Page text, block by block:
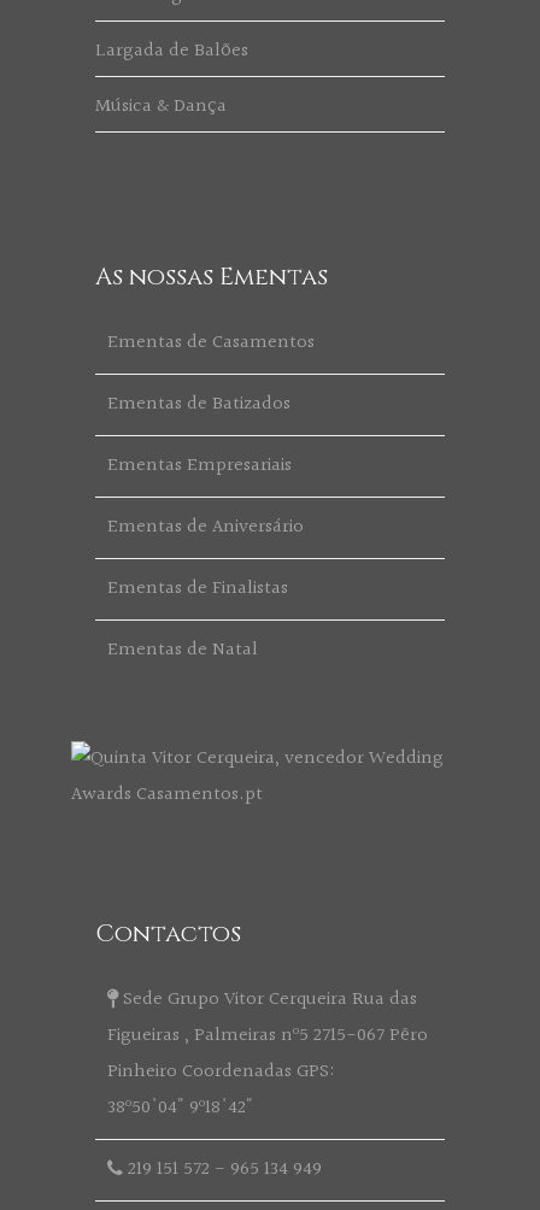
Largada de Balões
Música & Dança
As nossas Ementas
Ementas de Casamentos
Ementas de Batizados
Ementas Empresariais
Ementas de Aniversário
Ementas de Finalistas
Ementas de Natal
Contactos
Sede Grupo Vitor Cerqueira Rua das
Figueiras , Palmeiras nº5 2715-067 Pêro
Pinheiro Coordenadas GPS:
38º50'04" 9º18'42"
219 151 572 - 965 134 949